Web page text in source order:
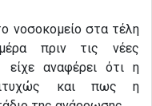
νοσοκομείο στα τέλη
πριν τις νέες
αναφέρει ότι η
και πως η